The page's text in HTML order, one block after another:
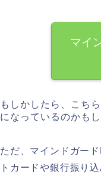
マイ
もしかしたら、こち
になっているのかもし
ただ、マインドガー
トカードや銀行振り